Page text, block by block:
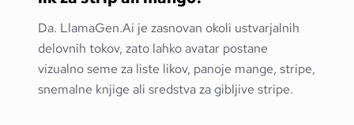
Da. LlamaGen.Ai je zasnovan okoli ustvarjalnih
delovnih tokov, zato lahko avatar postane
vizualno seme za liste likov, panoje mange, stripe,
snemalne knjige ali sredstva za gibljive stripe.